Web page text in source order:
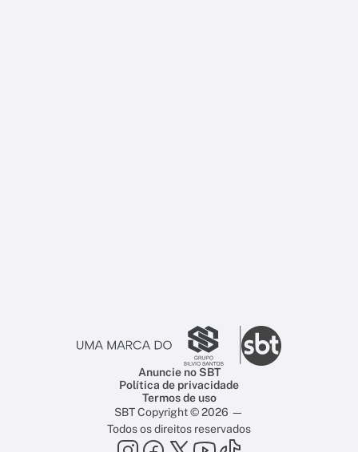
Anuncie no SBT
Política de privacidade
Termos de uso
SBT Copyright © 2026 —
Todos os direitos reservados